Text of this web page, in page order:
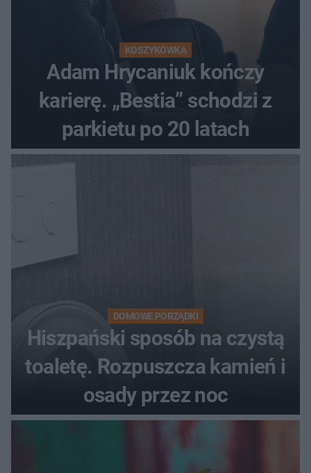
KOSZYKÓWKA
Adam Hrycaniuk kończy
karierę. „Bestia” schodzi z
parkietu po 20 latach
DOMOWE PORZĄDKI
Hiszpański sposób na czystą
toaletę. Rozpuszcza kamień i
osady przez noc